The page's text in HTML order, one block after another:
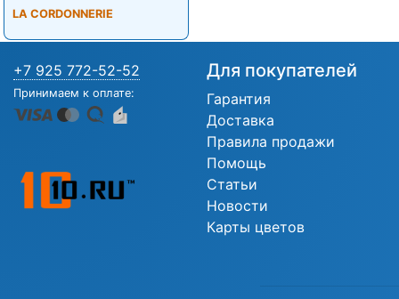
LA CORDONNERIE
+7 925 772-52-52
Принимаем к оплате:
Для покупателей
Гарантия
Доставка
Правила продажи
Помощь
Статьи
Новости
Карты цветов